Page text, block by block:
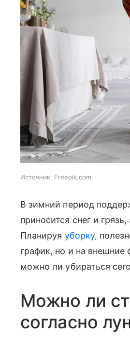
Источник: Freepik.com
В зимний период
приносится снег и
Планируя уборку,
график, но и на
можно ли убираться
Можно ли
согласно